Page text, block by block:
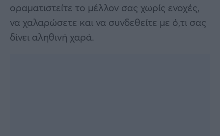
οραματιστείτε το μέλλον σας χωρίς ενοχές,
να χαλαρώσετε και να συνδεθείτε με ό,τι σας
δίνει αληθινή χαρά.